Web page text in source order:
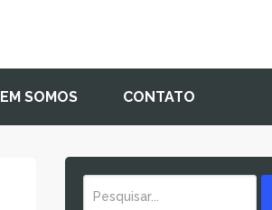
SOMOS CONTATO